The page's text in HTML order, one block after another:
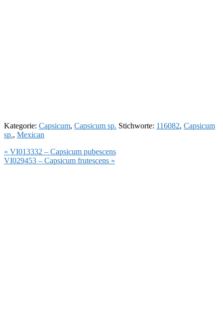
Kategorie: Capsicum, Capsicum sp. Stichworte: 116082, Capsicum
sp., Mexican
Vorheriger
Beitrag:
« VI013332 – Capsicum pubescens
Nächster
VI029453 – Capsicum frutescens »